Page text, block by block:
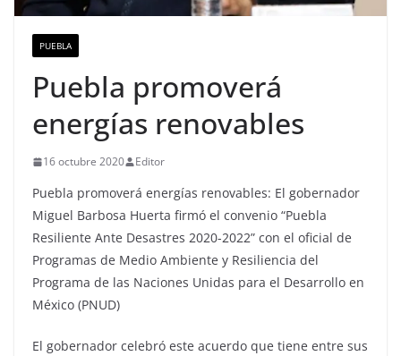
PUEBLA
Puebla promoverá
energías renovables
16 octubre 2020 Editor
Puebla promoverá energías renovables: El gobernador
Miguel Barbosa Huerta firmó el convenio “Puebla
Resiliente Ante Desastres 2020-2022” con el oficial de
Programas de Medio Ambiente y Resiliencia del
Programa de las Naciones Unidas para el Desarrollo en
México (PNUD)
El gobernador celebró este acuerdo que tiene entre sus